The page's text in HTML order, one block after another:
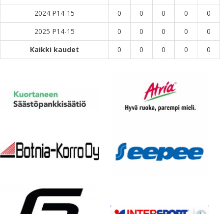
2024 P14-15
0 0 0 0
0
2025 P14-15
0 0 0 0
0
Kaikki kaudet
0 0 0 0 0